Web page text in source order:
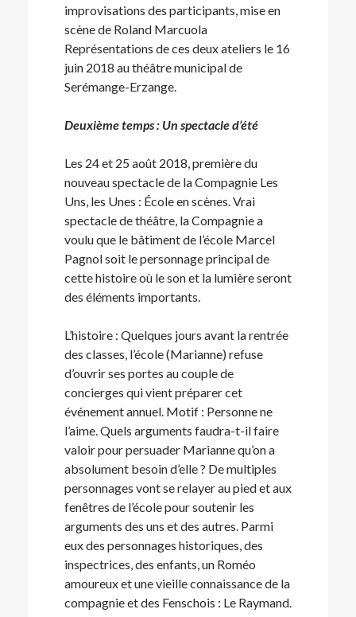
improvisations des participants, mise en
scène de Roland Marcuola
Représentations de ces deux ateliers le 16
juin 2018 au théâtre municipal de
Serémange-Erzange.
Deuxième temps : Un spectacle d’été
Les 24 et 25 août 2018, première du
nouveau spectacle de la Compagnie Les
Uns, les Unes : École en scènes. Vrai
spectacle de théâtre, la Compagnie a
voulu que le bâtiment de l’école Marcel
Pagnol soit le personnage principal de
cette histoire où le son et la lumière seront
des éléments importants.
L’histoire : Quelques jours avant la rentrée
des classes, l’école (Marianne) refuse
d’ouvrir ses portes au couple de
concierges qui vient préparer cet
événement annuel. Motif : Personne ne
l’aime. Quels arguments faudra-t-il faire
valoir pour persuader Marianne qu’on a
absolument besoin d’elle ? De multiples
personnages vont se relayer au pied et aux
fenêtres de l’école pour soutenir les
arguments des uns et des autres. Parmi
eux des personnages historiques, des
inspectrices, des enfants, un Roméo
amoureux et une vieille connaissance de la
compagnie et des Fenschois : Le Raymand.